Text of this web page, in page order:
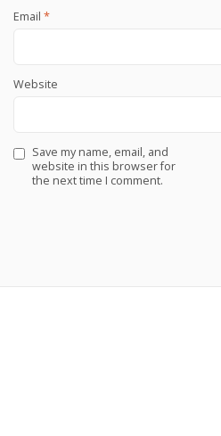
Email *
Website
Save my name, email, and
website in this browser for
the next time I comment.